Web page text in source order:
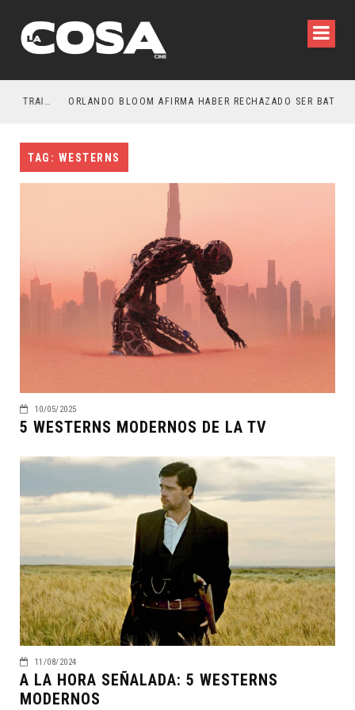
LA NOCHE DEL DEMONIO: ESTÁN ENTRE NOSOTROS – TRAILER FINAL ORLANDO BLOOM AFIRMA HABER RECHAZADO SER BATMAN
TAG: WESTERNS
10/05/2025
5 WESTERNS MODERNOS DE LA TV
11/08/2024
A LA HORA SEÑALADA: 5 WESTERNS
MODERNOS